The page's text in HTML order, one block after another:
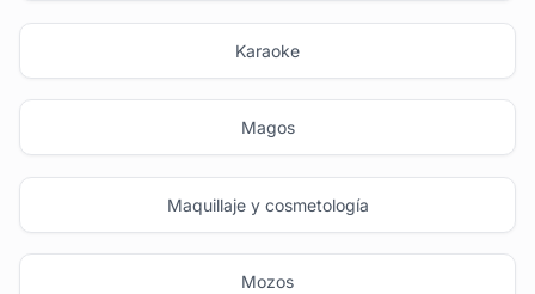
Karaoke
Magos
Maquillaje y cosmetología
Mozos